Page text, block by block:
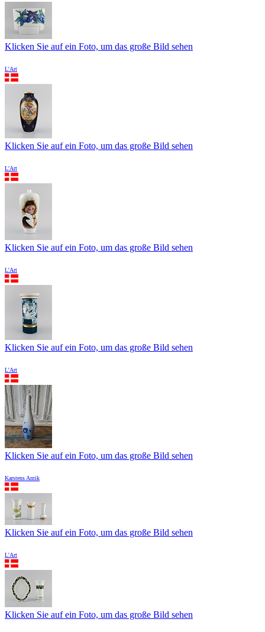
Klicken Sie auf ein Foto, um das große Bild sehen
L'Art
Klicken Sie auf ein Foto, um das große Bild sehen
L'Art
Klicken Sie auf ein Foto, um das große Bild sehen
L'Art
Klicken Sie auf ein Foto, um das große Bild sehen
L'Art
Klicken Sie auf ein Foto, um das große Bild sehen
Karstens Antik
Klicken Sie auf ein Foto, um das große Bild sehen
L'Art
Klicken Sie auf ein Foto, um das große Bild sehen